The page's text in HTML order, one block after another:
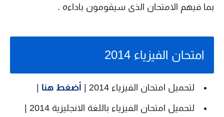
بما فيهم الامتحان الذى سيقومون باداءه .
امتحان الفيزياء 2014
لتحميل امتحان الفيزياء 2014 | أضغط هنا
لتحميل امتحان الفيزياء باللغة الانجليزية 2014 |